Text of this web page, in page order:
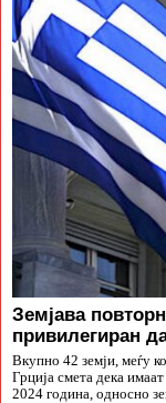
Земјава
привилегиран
Вкупно 42 земји, меѓу
Грција смета дека
2024 година, односно